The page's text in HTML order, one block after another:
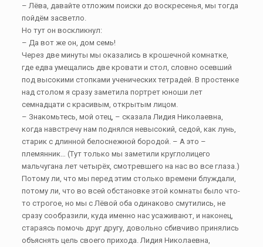
– Лёва, давайте отложим поиски до воскресенья, мы тогда
пойдём засветло.
Но тут он воскликнул:
– Да вот же он, дом семь!
Через две минуты мы оказались в крошечной комнатке,
где едва умещались две кровати и стол, словно осевший
под высокими стопками ученических тетрадей. В простенке
над столом я сразу заметила портрет юноши лет
семнадцати с красивым, открытым лицом.
– Знакомьтесь, мой отец, – сказала Лидия Николаевна,
когда навстречу нам поднялся невысокий, седой, как лунь,
старик с длинной белоснежной бородой. – А это –
племянник… (Тут только мы заметили круглолицего
мальчугана лет четырёх, смотревшего на нас во все глаза.)
Потому ли, что мы перед этим столько времени блуждали,
потому ли, что во всей обстановке этой комнаты было что-
то строгое, но мы с Лёвой оба одинаково смутились, не
сразу сообразили, куда именно нас усаживают, и наконец,
стараясь помочь друг другу, довольно сбивчиво принялись
объяснять цель своего прихода. Лидия Николаевна,